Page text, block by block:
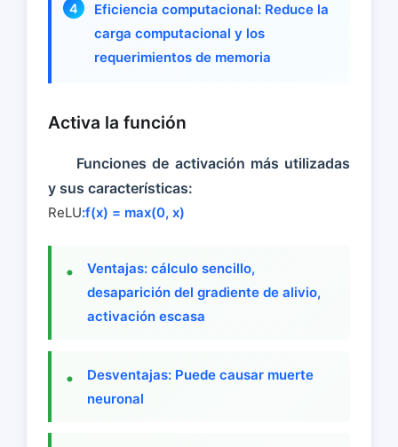
Eficiencia computacional: Reduce la
carga computacional y los
requerimientos de memoria
Activa la función
Funciones de activación más utilizadas
y sus características:
ReLU:f(x) = max(0, x)
Ventajas: cálculo sencillo,
desaparición del gradiente de alivio,
activación escasa
Desventajas: Puede causar muerte
neuronal